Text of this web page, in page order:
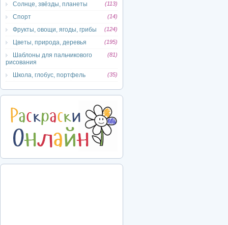
Солнце, звёзды, планеты (113)
Спорт (14)
Фрукты, овощи, ягоды, грибы (124)
Цветы, природа, деревья (195)
Шаблоны для пальчикового
рисования
(81)
Школа, глобус, портфель (35)